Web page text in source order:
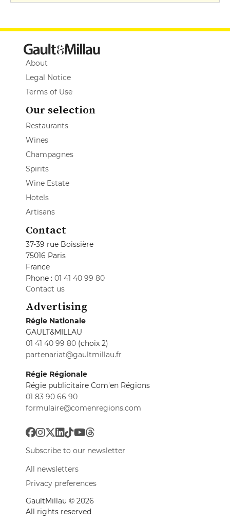
About
Legal Notice
Terms of Use
Our selection
Restaurants
Wines
Champagnes
Spirits
Wine Estate
Hotels
Artisans
Contact
37-39 rue Boissière
75016 Paris
France
Phone : 01 41 40 99 80
Contact us
Advertising
Régie Nationale
GAULT&MILLAU
01 41 40 99 80 (choix 2)
partenariat@gaultmillau.fr
Régie Régionale
Régie publicitaire Com'en Régions
01 83 90 66 90
formulaire@comenregions.com
Subscribe to our newsletter
All newsletters
Privacy preferences
GaultMillau © 2026
All rights reserved